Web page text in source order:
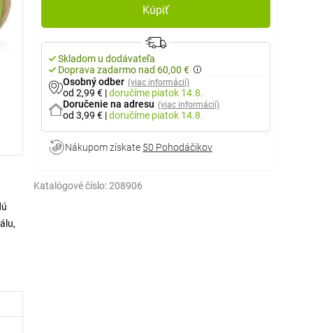
Kúpiť
Skladom u dodávateľa
Doprava zadarmo nad 60,00 €
Osobný odber (viac informácií)
od 2,99 € |doručíme piatok 14.8.
Doručenie na adresu (viac informácií)
od 3,99 € |doručíme piatok 14.8.
Nákupom získate 50 Pohodáčikov
Katalógové číslo:208906